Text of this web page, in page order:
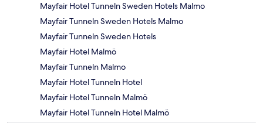
Mayfair Hotel Tunneln Sweden Hotels Malmo
Mayfair Tunneln Sweden Hotels Malmo
Mayfair Tunneln Sweden Hotels
Mayfair Hotel Malmö
Mayfair Tunneln Malmo
Mayfair Hotel Tunneln Hotel
Mayfair Hotel Tunneln Malmö
Mayfair Hotel Tunneln Hotel Malmö